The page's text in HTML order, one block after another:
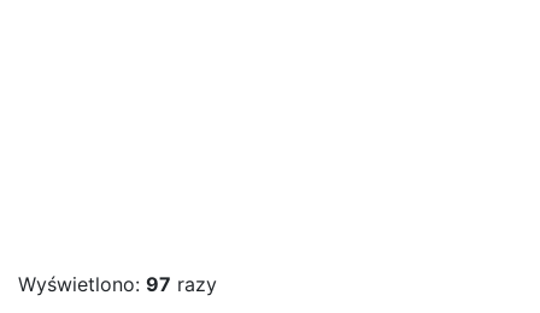
Wyświetlono: 97 razy